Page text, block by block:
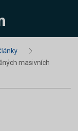
masivních